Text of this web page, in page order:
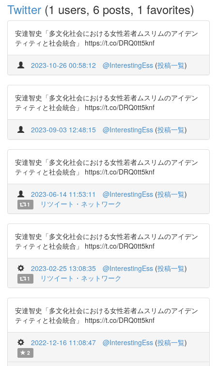
Twitter (1 users, 6 posts, 1 favorites)
安達智史「多文化社会における女性若者ムスリムのアイデン
ティティと社会統合」 https://t.co/DRQ0tt5knf
2023-10-26 00:58:12 @InterestingEss (投稿一覧)
安達智史「多文化社会における女性若者ムスリムのアイデン
ティティと社会統合」 https://t.co/DRQ0tt5knf
2023-09-03 12:48:15 @InterestingEss (投稿一覧)
安達智史「多文化社会における女性若者ムスリムのアイデン
ティティと社会統合」 https://t.co/DRQ0tt5knf
2023-06-14 11:53:11 @InterestingEss (投稿一覧)
1 リツイート・ネットワーク
安達智史「多文化社会における女性若者ムスリムのアイデン
ティティと社会統合」 https://t.co/DRQ0tt5knf
2023-02-25 13:08:35 @InterestingEss (投稿一覧)
1 リツイート・ネットワーク
安達智史「多文化社会における女性若者ムスリムのアイデン
ティティと社会統合」 https://t.co/DRQ0tt5knf
2022-12-16 11:08:47 @InterestingEss (投稿一覧)
2